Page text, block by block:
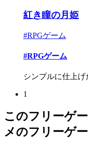
紅き瞳の月姫
#RPGゲーム
#RPGゲーム
シンプルに仕上げ
1
このフリーゲ
メのフリーゲ